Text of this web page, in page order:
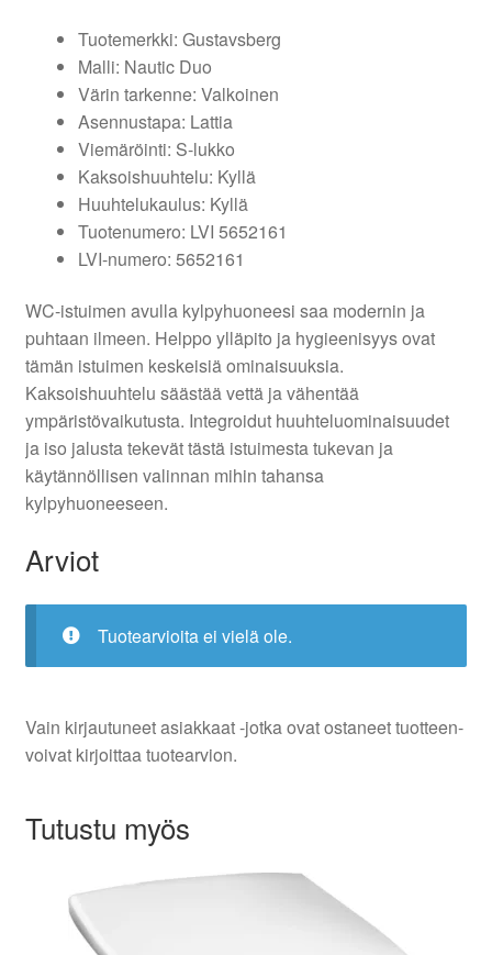
Tuotemerkki: Gustavsberg
Malli: Nautic Duo
Värin tarkenne: Valkoinen
Asennustapa: Lattia
Viemäröinti: S-lukko
Kaksoishuuhtelu: Kyllä
Huuhtelukaulus: Kyllä
Tuotenumero: LVI 5652161
LVI-numero: 5652161
WC-istuimen avulla kylpyhuoneesi saa modernin ja
puhtaan ilmeen. Helppo ylläpito ja hygieenisyys ovat
tämän istuimen keskeisiä ominaisuuksia.
Kaksoishuuhtelu säästää vettä ja vähentää
ympäristövaikutusta. Integroidut huuhteluominaisuudet
ja iso jalusta tekevät tästä istuimesta tukevan ja
käytännöllisen valinnan mihin tahansa
kylpyhuoneeseen.
Arviot
Tuotearvioita ei vielä ole.
Vain kirjautuneet asiakkaat -jotka ovat ostaneet tuotteen-
voivat kirjoittaa tuotearvion.
Tutustu myös